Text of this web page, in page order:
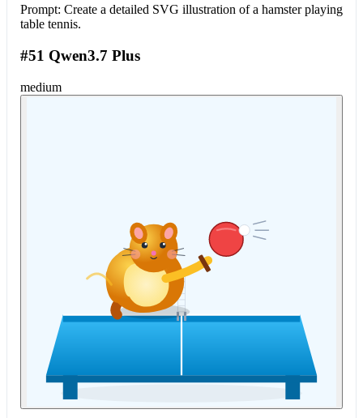
Prompt: Create a detailed SVG illustration of a hamster playing
table tennis.
#51 Qwen3.7 Plus
medium